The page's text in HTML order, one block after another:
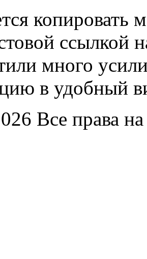
копировать
ссылкой
много
в удобный
Все права